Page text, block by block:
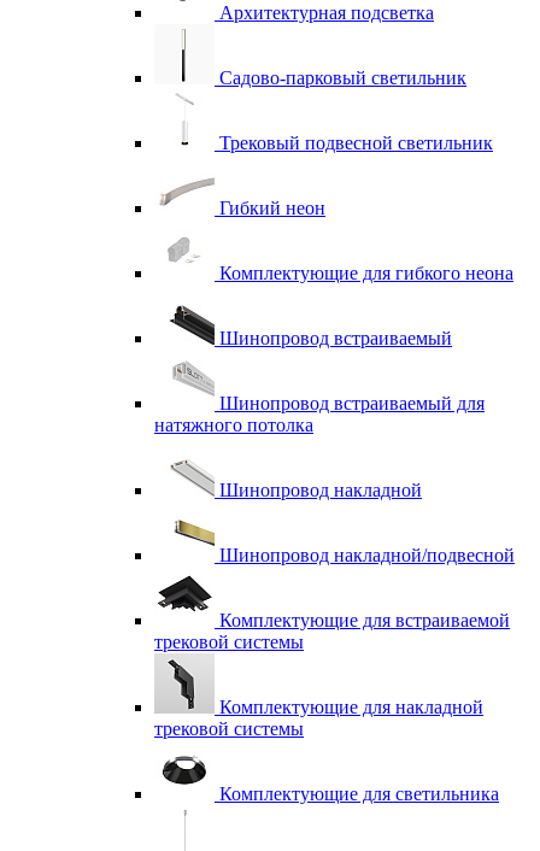
Архитектурная подсветка
Садово-парковый светильник
Трековый подвесной светильник
Гибкий неон
Комплектующие для гибкого неона
Шинопровод встраиваемый
Шинопровод встраиваемый для
натяжного потолка
Шинопровод накладной
Шинопровод накладной/подвесной
Комплектующие для встраиваемой
трековой системы
Комплектующие для накладной
трековой системы
Комплектующие для светильника